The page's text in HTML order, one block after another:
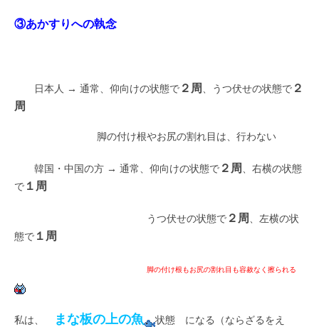
③あかすりへの執念
日本人 → 通常、仰向けの状態で ２周 、うつ伏せの状態で ２
周
脚の付け根やお尻の割れ目は、行わない
韓国・中国の方 → 通常、仰向けの状態で ２周 、右横の状態
で １周
うつ伏せの状態で ２周 、左横の状
態で １周
脚の付け根もお尻の割れ目も容赦なく擦られる
私は、 まな板の上の魚
状態 になる（ならざるをえ